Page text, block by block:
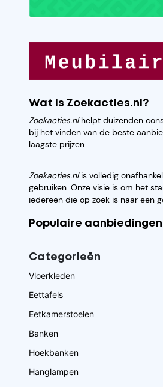
Wat is Zoekacties.nl?
Zoekacties.nlhelpt duizenden
bij het vinden van de beste
laagste prijzen.
Zoekacties.nlis volledig
gebruiken. Onze visie is om het
iedereen die op zoek is naar een
Populaire aanbiedingen
Categorieēn
Vloerkleden
Eettafels
Eetkamerstoelen
Banken
Hoekbanken
Hanglampen